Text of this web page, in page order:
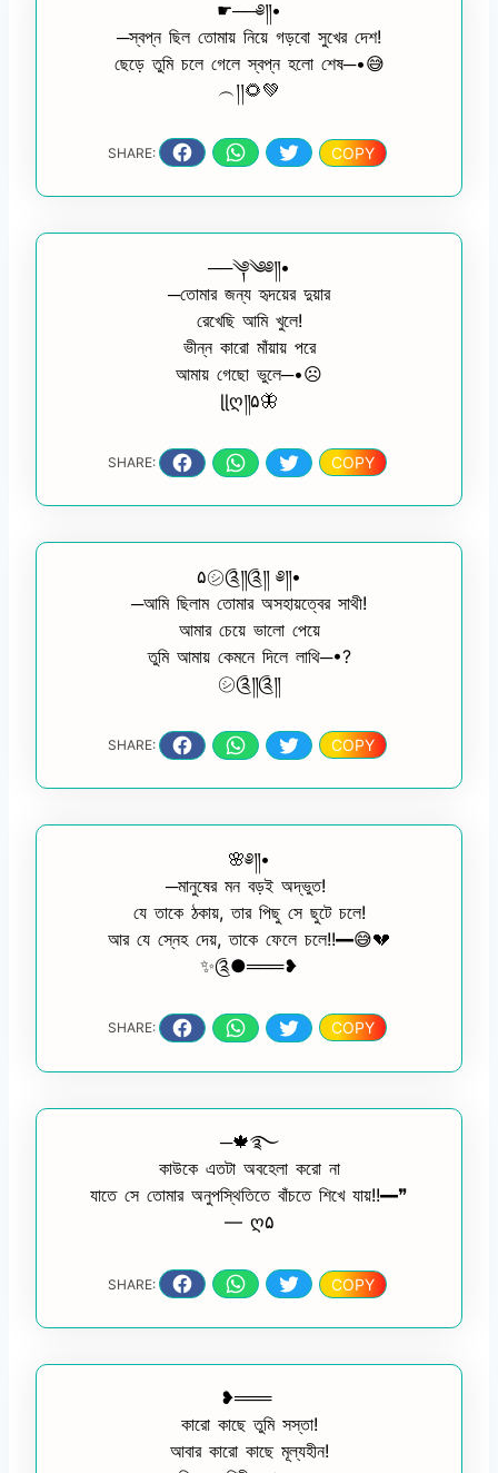
☛──༅༎•
─স্বপ্ন ছিল তোমায় নিয়ে গড়বো সুখের দেশ!
ছেড়ে তুমি চলে গেলে স্বপ্ন হলো শেষ─•😅
︵།།🌻💚
SHARE: COPY
──༆༄༅༎•
─তোমার জন্য হৃদয়ের দুয়ার
রেখেছি আমি খুলে!
ভীন্ন কারো মাঁয়ায় পরে
আমায় গেছো ভুলে─•☹️
ɭɭღ༎۵🦋
SHARE: COPY
۵㋛︎༊༎༊༎ ༅༎•
─আমি ছিলাম তোমার অসহায়ত্বের সাথী!
আমার চেয়ে ভালো পেয়ে
তুমি আমায় কেমনে দিলে লাথি─•?
㋛︎༊༎༊༎
SHARE: COPY
🌸༅༎•
─মানুষের মন বড়ই অদ্ভুত!
যে তাকে ঠকায়, তার পিছু সে ছুটে চলে!
আর যে স্নেহ দেয়, তাকে ফেলে চলে!!━😅💔
✨༊●═══❥
SHARE: COPY
─🍁࿐
কাউকে এতটা অবহেলা করো না
যাতে সে তোমার অনুপস্থিতিতে বাঁচতে শিখে যায়!!━❞
— ღ۵
SHARE: COPY
❥═══
কারো কাছে তুমি সস্তা!
আবার কারো কাছে মূল্যহীন!